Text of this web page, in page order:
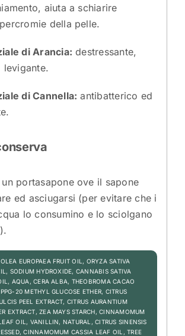
aiuta a schiarire
della pelle.
di Arancia: destressante,
levigante.
di Cannella: antibatterico ed
un portasapone ove il sapone
ed asciugarsi (per evitare che i
lo consumino e lo sciolgano
EUROPAEA FRUIT OIL, ORYZA SATIVA
SODIUM HYDROXIDE, CANNABIS SATIVA
AQUA, CERA ALBA, THEOBROMA CACAO
20 METHYL GLUCOSE ETHER, CITRUS
PEEL EXTRACT, CITRUS AURANTIUM
EXTRACT, ZEA MAYS STARCH, CINNAMOMUM
OIL, VANILLIN, NATURAL, CITRUS SINENSIS
CINNAMOMUM CASSIA LEAF OIL, TREE